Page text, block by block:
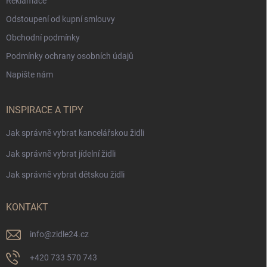
Odstoupení od kupní smlouvy
Obchodní podmínky
Podmínky ochrany osobních údajů
Napište nám
INSPIRACE A TIPY
Jak správně vybrat kancelářskou židli
Jak správně vybrat jídelní židli
Jak správně vybrat dětskou židli
KONTAKT
info@zidle24.cz
+420 733 570 743